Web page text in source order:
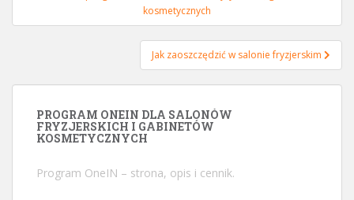
Nawigacja wpisukosmetycznych
Jak zaoszczędzić w salonie fryzjerskim
PROGRAM ONEIN DLA SALONÓW
FRYZJERSKICH I GABINETÓW
KOSMETYCZNYCH
Program OneIN – strona, opis i cennik.